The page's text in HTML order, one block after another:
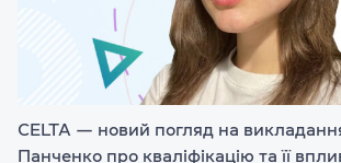
CELTA — новий погляд на
Панченко про кваліфікацію та її